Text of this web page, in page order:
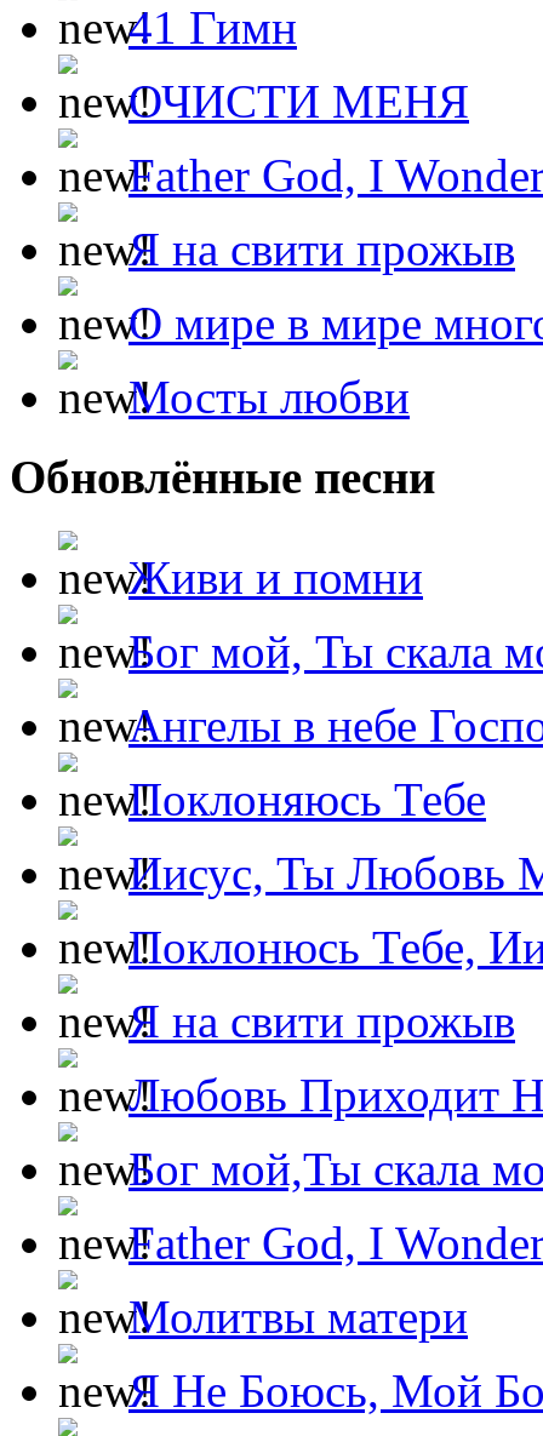
41 Гимн
ОЧИСТИ МЕНЯ
Father God, I
Я на свити прожыв
О мире в мире
Мосты любви
Обновлённые песни
Живи и помни
Бог мой, Ты скала
Ангелы в небе
Поклоняюсь Тебе
Иисус, Ты Любовь
Поклонюсь Тебе,
Я на свити прожыв
Любовь Приходит
Бог мой,Ты скала
Father God, I
Молитвы матери
Я Не Боюсь, Мой